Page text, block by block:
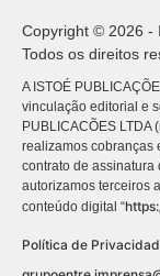
Copyright © 2026 -
Todos os direitos
A ISTOÉ
vinculação editorial e
PUBLICACÕES
realizamos cobranças
contrato de assinatura
autorizamos terceiros
conteúdo digital “
Política de